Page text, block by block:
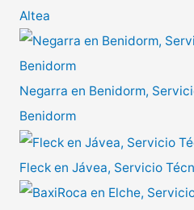
Altea
Negarra en Benidorm,
Benidorm
Fleck en Jávea, Servicio